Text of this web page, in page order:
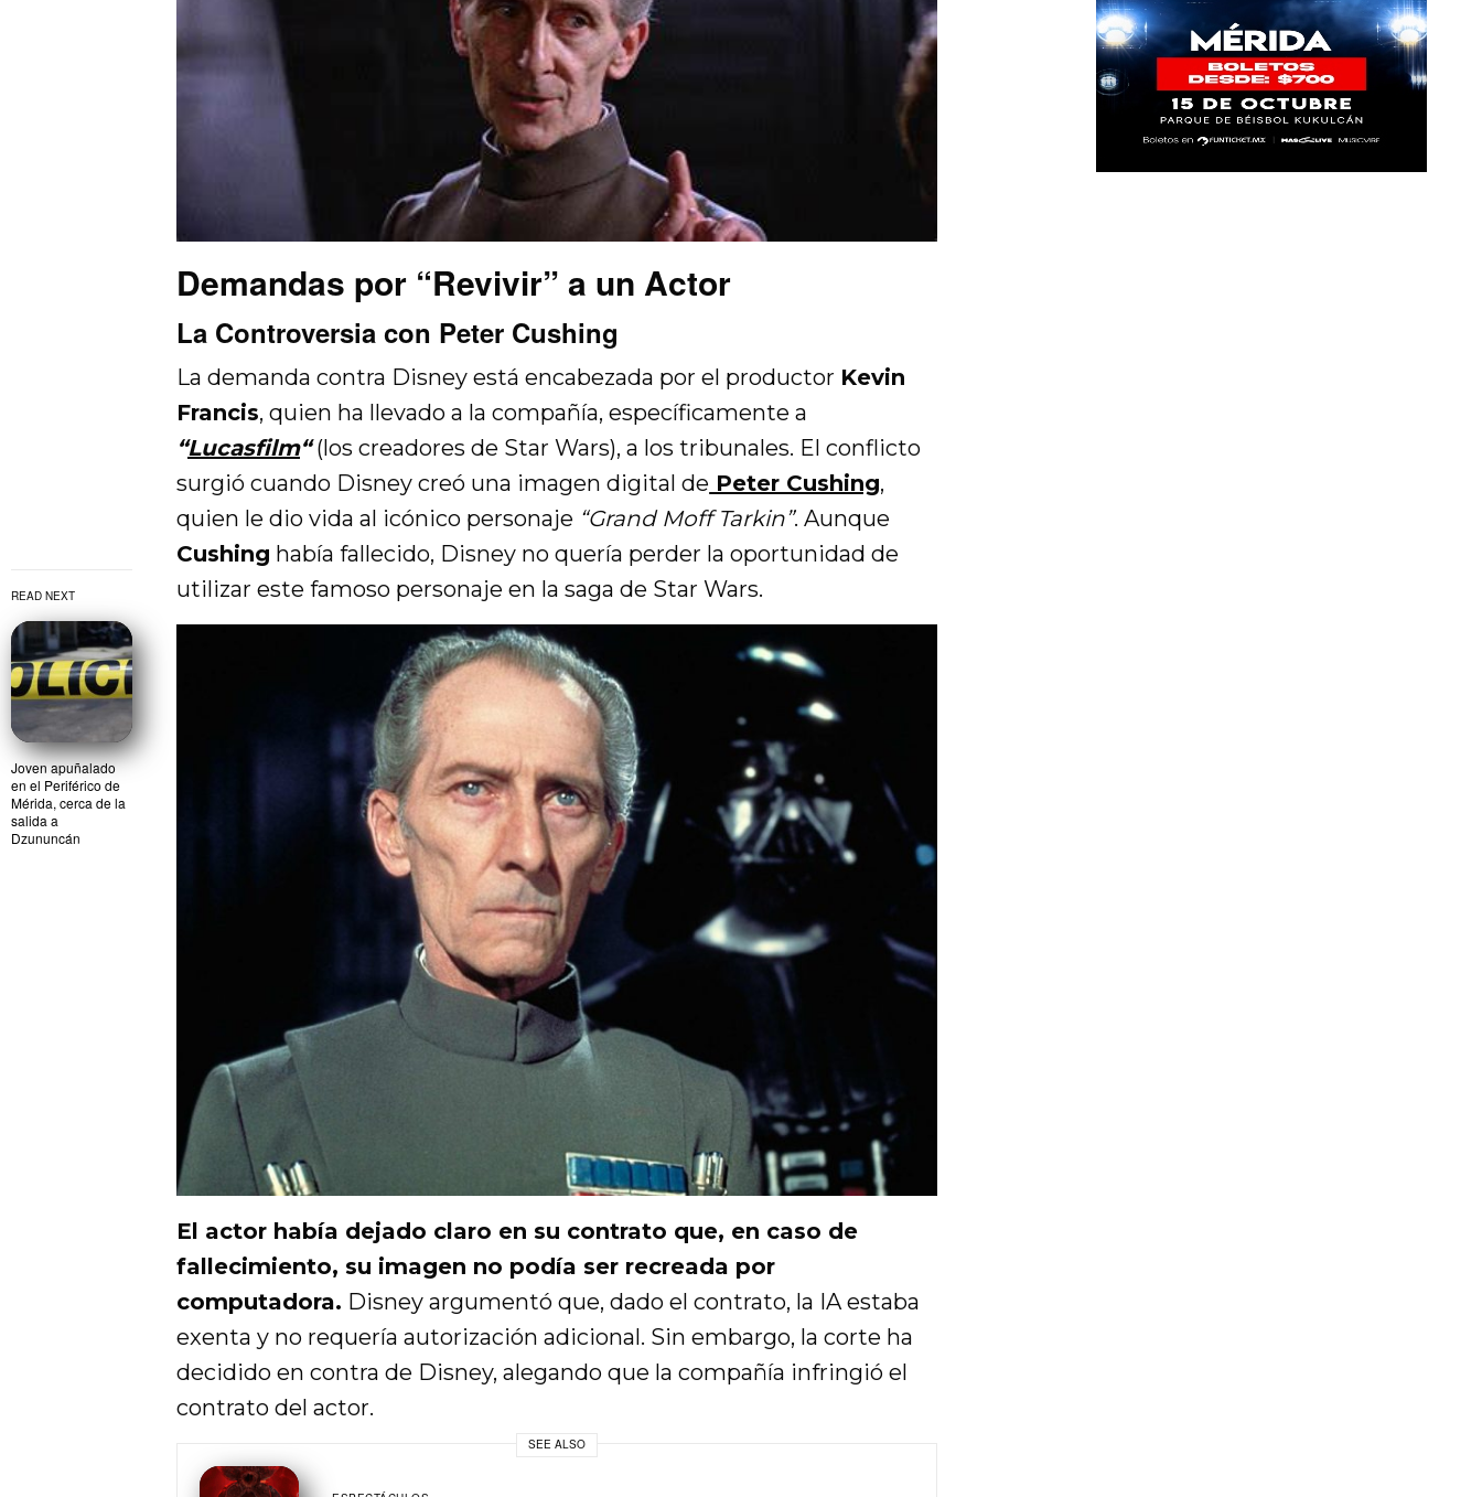
READ NEXT
Joven apuñalado
en el Periférico de
Mérida, cerca de la
salida a
Dzununcán
Demandas por “Revivir” a un Actor
La Controversia con Peter Cushing
La demanda contra Disney está encabezada por el productor Kevin
Francis, quien ha llevado a la compañía, específicamente a
“Lucasfilm“(los creadores de Star Wars), a los tribunales. El conflicto
surgió cuando Disney creó una imagen digital de Peter Cushing,
quien le dio vida al icónico personaje “Grand Moff Tarkin”. Aunque
Cushing había fallecido, Disney no quería perder la oportunidad de
utilizar este famoso personaje en la saga de Star Wars.
El actor había dejado claro en su contrato que, en caso de
fallecimiento, su imagen no podía ser recreada por
computadora. Disney argumentó que, dado el contrato, la IA estaba
exenta y no requería autorización adicional. Sin embargo, la corte ha
decidido en contra de Disney, alegando que la compañía infringió el
contrato del actor.
SEE ALSO